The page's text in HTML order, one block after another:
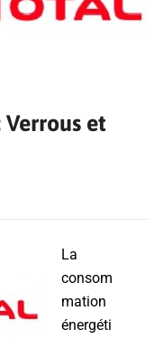
et
La
consom
mation
énergéti